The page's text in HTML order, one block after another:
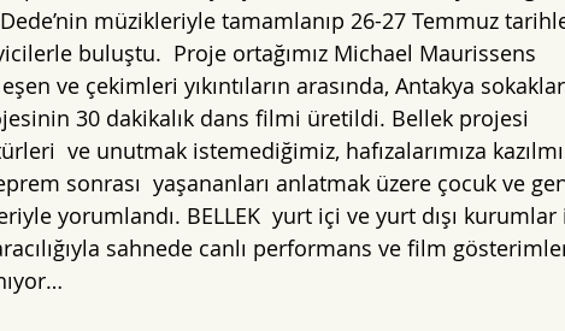
müzikleriyle tamamlanıp 26-27 Temmuz
buluştu.  Proje ortağımız Michael Maurissens
ve çekimleri yıkıntıların arasında, Antakya
30 dakikalık dans filmi üretildi. Bellek projesi
ve unutmak istemediğimiz, hafızalarımıza
sonrası  yaşananları anlatmak üzere çocuk ve
yorumlandı. BELLEK  yurt içi ve yurt dışı kurumlar
sahnede canlı performans ve film